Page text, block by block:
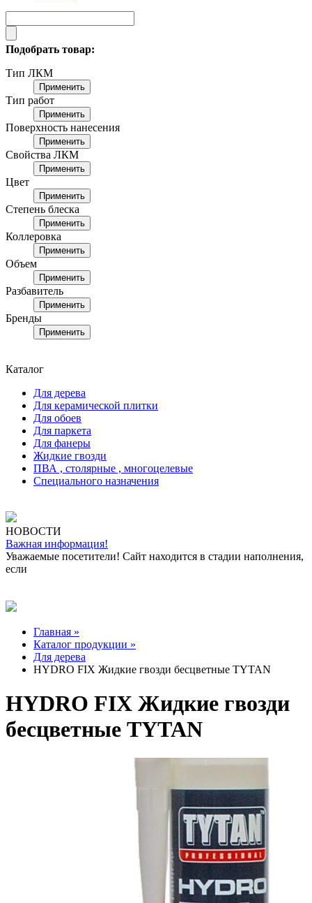
Подобрать товар:
Тип ЛКМ
Применить
Тип работ
Применить
Поверхность нанесения
Применить
Свойства ЛКМ
Применить
Цвет
Применить
Степень блеска
Применить
Коллеровка
Применить
Объем
Применить
Разбавитель
Применить
Бренды
Применить
Каталог
Для дерева
Для керамической плитки
Для обоев
Для паркета
Для фанеры
Жидкие гвозди
ПВА , столярные , многоцелевые
Специального назначения
НОВОСТИ
Важная информация!
Уважаемые посетители! Сайт находится в стадии наполнения,
если
Главная »
Каталог продукции »
Для дерева
HYDRO FIX Жидкие гвозди бесцветные TYTAN
HYDRO FIX Жидкие гвозди
бесцветные TYTAN